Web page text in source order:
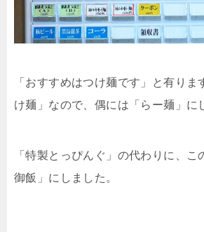
「おすすめはつけ麺です」と有りま
け麺」なので、偶には「らー麺」に
「特製とっぴんぐ」の代わりに、こ
御飯」にしました。